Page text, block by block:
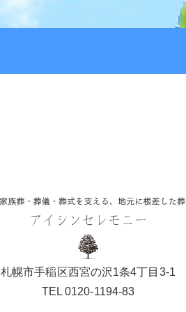
札幌市手稲区西宮の沢1条4丁目3-1
TEL 0120-1194-83